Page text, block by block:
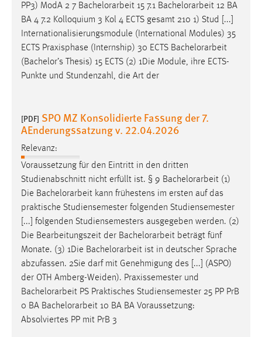
PP3) ModA 2 7 Bachelorarbeit 15 7.1 Bachelorarbeit 12 BA
BA 4 7.2 Kolloquium 3 Kol 4 ECTS gesamt 210 1) Stud [...]
Internationalisierungsmodule (International Modules) 35
ECTS Praxisphase (Internship) 30 ECTS Bachelorarbeit
(Bachelor’s Thesis) 15 ECTS (2) 1Die Module, ihre ECTS-
Punkte und Stundenzahl, die Art der
[PDF] SPO MZ Konsolidierte Fassung der 7.
AEnderungssatzung v. 22.04.2026
Relevanz:
Voraussetzung für den Eintritt in den dritten
Studienabschnitt nicht erfüllt ist. § 9 Bachelorarbeit (1)
Die Bachelorarbeit kann frühestens im ersten auf das
praktische Studiensemester folgenden Studiensemester
[...] folgenden Studiensemesters ausgegeben werden. (2)
Die Bearbeitungszeit der Bachelorarbeit beträgt fünf
Monate. (3) 1Die Bachelorarbeit ist in deutscher Sprache
abzufassen. 2Sie darf mit Genehmigung des [...] (ASPO)
der OTH Amberg-Weiden). Praxissemester und
Bachelorarbeit PS Praktisches Studiensemester 25 PP PrB
0 BA Bachelorarbeit 10 BA BA Voraussetzung:
Absolviertes PP mit PrB 3
Cookie Laufzeit:
24 Stunden
STATISTIK
unsere Besucher unsere Website nutzen.
Matomo
Name:
_pk_ref, _pk_cvar, _pk_id, _pk_ses
Zweck:
Zugriffsstatistik
Cookie Laufzeit:
Max. 13 Monate
MARKETING
Marketing Cookies werden von Drittanbietern